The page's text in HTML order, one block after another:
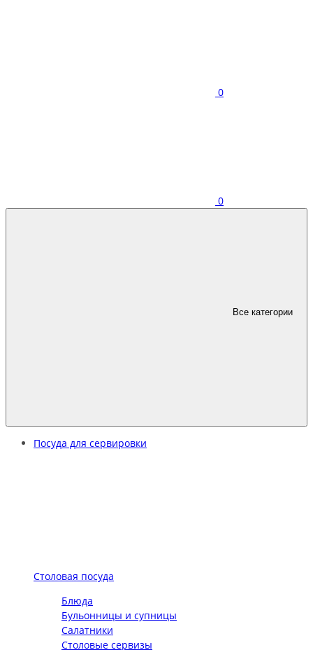
0
0
Все категории
Посуда для сервировки
Столовая посуда
Блюда
Бульонницы и супницы
Салатники
Столовые сервизы